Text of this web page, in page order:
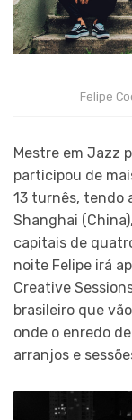
Felipe
Mestre em Jazz
participou de
13 turnês, tendo
Shanghai
capitais de
noite Felipe irá
Creative
brasileiro que
onde o enredo
arranjos e